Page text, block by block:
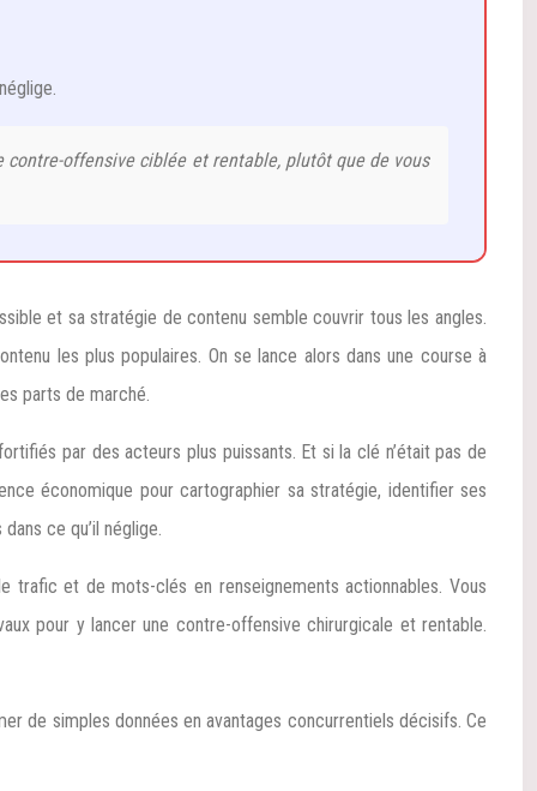
offensive ciblée et rentable, plutôt que de vous
et sa stratégie de contenu semble couvrir tous les angles.
les plus populaires. On se lance alors dans une course à
parts de marché.
par des acteurs plus puissants. Et si la clé n’était pas de
économique pour cartographier sa stratégie, identifier ses
ce qu’il néglige.
trafic et de mots-clés en renseignements actionnables. Vous
pour y lancer une contre-offensive chirurgicale et rentable.
de simples données en avantages concurrentiels décisifs. Ce